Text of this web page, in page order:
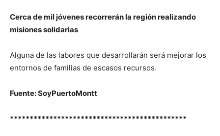
Cerca de mil jóvenes recorrerán la región realizando
misiones solidarias
Alguna de las labores que desarrollarán será mejorar los
entornos de familias de escasos recursos.
Fuente: SoyPuertoMontt
*********************************************